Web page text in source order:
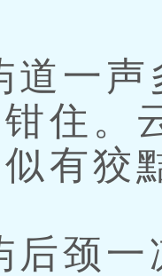
一声
住。
有狡
颈一